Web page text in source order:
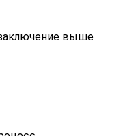
выше